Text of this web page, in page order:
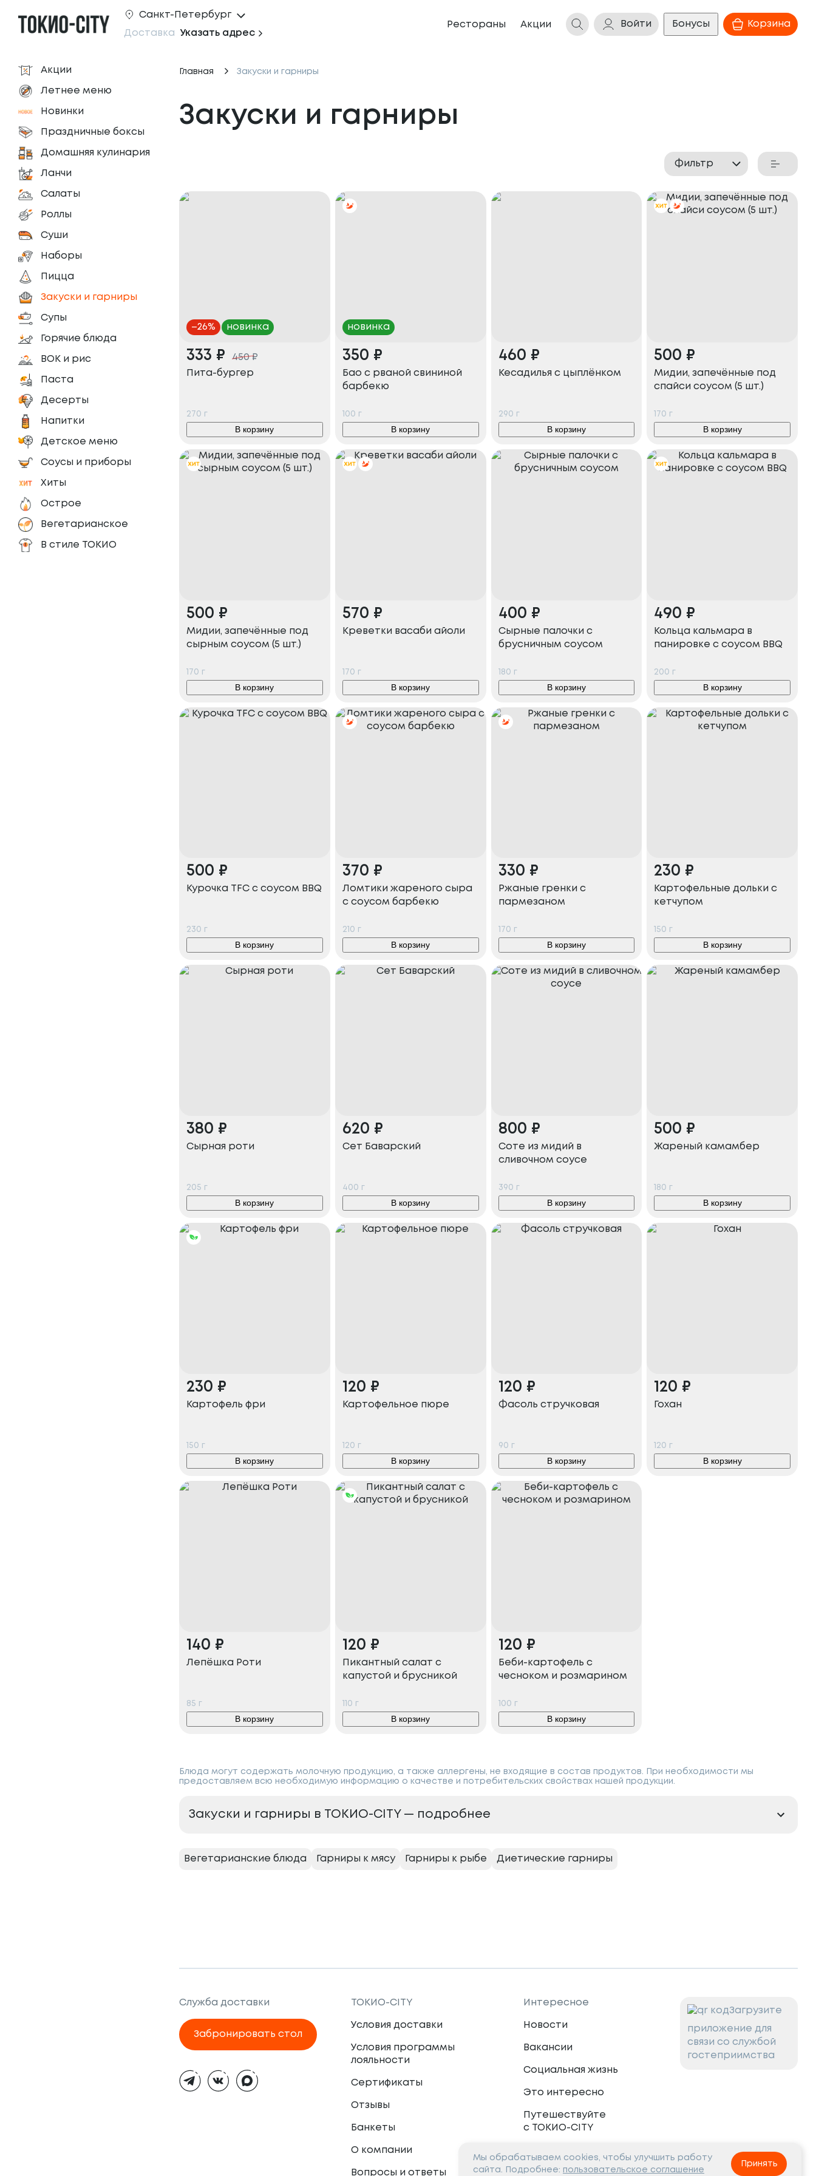
Санкт-Петербург
Доставка Указать адрес
Рестораны Акции Войти Бонусы Корзина
Акции
Летнее меню
Новинки
Праздничные боксы
Домашняя кулинария
Ланчи
Салаты
Роллы
Суши
Наборы
Пицца
Закуски и гарниры
Супы
Горячие блюда
ВОК и рис
Паста
Десерты
Напитки
Детское меню
Соусы и приборы
Хиты
Острое
Вегетарианское
В стиле ТОКИО
Главная Закуски и гарниры
Закуски и гарниры
Фильтр
–26% новинка
333 ₽ 450₽
Пита-бургер
270 г
В корзину
новинка
350 ₽
Бао с рваной свининой
барбекю
100 г
В корзину
460 ₽
Кесадилья с цыплёнком
290 г
В корзину
500 ₽
Мидии, запечённые под
спайси соусом (5 шт.)
170 г
В корзину
500 ₽
Мидии, запечённые под
сырным соусом (5 шт.)
170 г
В корзину
570 ₽
Креветки васаби айоли
170 г
В корзину
400 ₽
Сырные палочки с
брусничным соусом
180 г
В корзину
490 ₽
Кольца кальмара в
панировке с соусом BBQ
200 г
В корзину
500 ₽
Курочка TFC с соусом BBQ
230 г
В корзину
370 ₽
Ломтики жареного сыра
с соусом барбекю
210 г
В корзину
330 ₽
Ржаные гренки с
пармезаном
170 г
В корзину
230 ₽
Картофельные дольки с
кетчупом
150 г
В корзину
380 ₽
Сырная роти
205 г
В корзину
620 ₽
Сет Баварский
400 г
В корзину
800 ₽
Соте из мидий в
сливочном соусе
390 г
В корзину
500 ₽
Жареный камамбер
180 г
В корзину
230 ₽
Картофель фри
150 г
В корзину
120 ₽
Картофельное пюре
120 г
В корзину
120 ₽
Фасоль стручковая
90 г
В корзину
120 ₽
Гохан
120 г
В корзину
140 ₽
Лепёшка Роти
85 г
В корзину
120 ₽
Пикантный салат с
капустой и брусникой
110 г
В корзину
120 ₽
Беби-картофель с
чесноком и розмарином
100 г
В корзину
Блюда могут содержать молочную продукцию, а также аллергены, не входящие в состав продуктов. При необходимости мы
предоставляем всю необходимую информацию о качестве и потребительских свойствах нашей продукции.
Закуски и гарниры в ТОКИО-CITY — подробнее
Вегетарианские блюда Гарниры к мясу Гарниры к рыбе Диетические гарниры
Служба доставки
Забронировать стол
ТОКИО-CITY
Условия доставки
Условия программы
лояльности
Сертификаты
Отзывы
Банкеты
О компании
Вопросы и ответы
Интересное
Новости
Вакансии
Социальная жизнь
Это интересно
Путешествуйте
с ТОКИО-CITY
Партнёрам
Загрузите
приложение для
связи со службой
гостеприимства
Мы обрабатываем cookies, чтобы улучшить работу
сайта. Подробнее: пользовательское соглашение
Принять